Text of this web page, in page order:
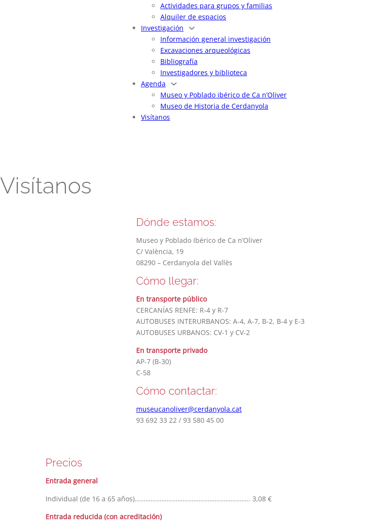
Actividades para grupos y familias
Alquiler de espacios
Investigación
Información general investigación
Excavaciones arqueológicas
Bibliografía
Investigadores y biblioteca
Agenda
Museo y Poblado ibérico de Ca n’Oliver
Museo de Historia de Cerdanyola
Visítanos
Visítanos
Dónde estamos:
Museo y Poblado Ibérico de Ca n’Oliver
C/ València, 19
08290 – Cerdanyola del Vallès
Cómo llegar:
En transporte público
CERCANÍAS RENFE: R-4 y R-7
AUTOBUSES INTERURBANOS: A-4, A-7, B-2, B-4 y E-3
AUTOBUSES URBANOS: CV-1 y CV-2
En transporte privado
AP-7 (B-30)
C-58
Cómo contactar:
museucanoliver@cerdanyola.cat
93 692 33 22 / 93 580 45 00
Precios
Entrada general
Individual (de 16 a 65 años)……………………………………………………….. 3,08 €
Entrada reducida (con acreditación)